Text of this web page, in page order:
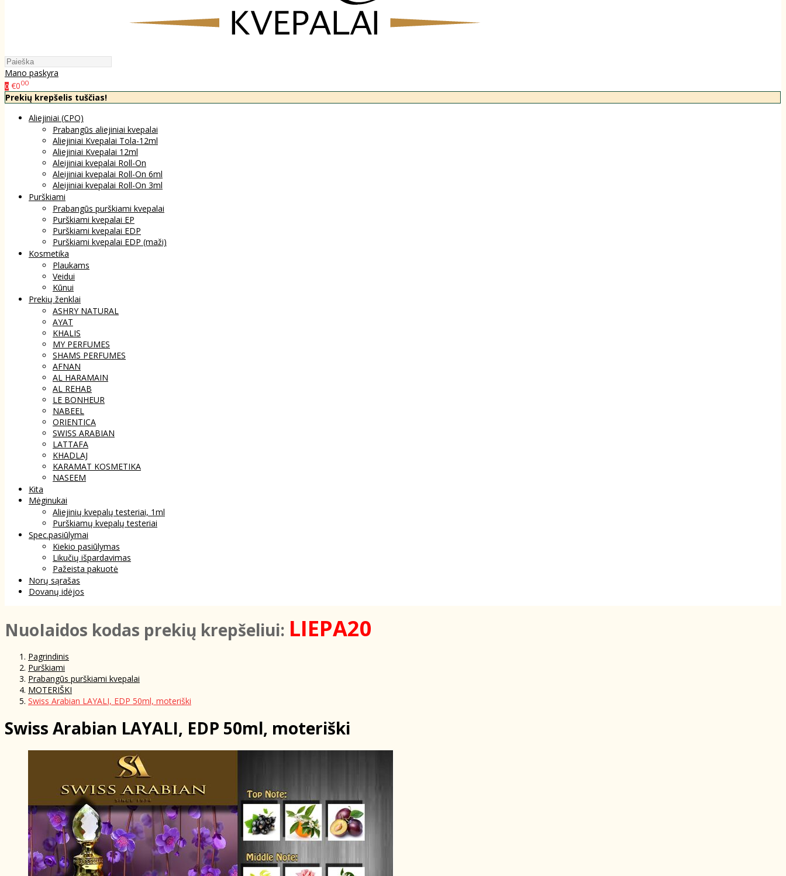
Mano paskyra
0 €000
Prekių krepšelis tuščias!
Aliejiniai (CPO)
Prabangūs aliejiniai kvepalai
Aliejiniai Kvepalai Tola-12ml
Aliejiniai Kvepalai 12ml
Aleijiniai kvepalai Roll-On
Aleijiniai kvepalai Roll-On 6ml
Aleijiniai kvepalai Roll-On 3ml
Purškiami
Prabangūs purškiami kvepalai
Purškiami kvepalai EP
Purškiami kvepalai EDP
Purškiami kvepalai EDP (maži)
Kosmetika
Plaukams
Veidui
Kūnui
Prekių ženklai
ASHRY NATURAL
AYAT
KHALIS
MY PERFUMES
SHAMS PERFUMES
AFNAN
AL HARAMAIN
AL REHAB
LE BONHEUR
NABEEL
ORIENTICA
SWISS ARABIAN
LATTAFA
KHADLAJ
KARAMAT KOSMETIKA
NASEEM
Kita
Mėginukai
Aliejinių kvepalų testeriai, 1ml
Purškiamų kvepalų testeriai
Spec.pasiūlymai
Kiekio pasiūlymas
Likučių išpardavimas
Pažeista pakuotė
Norų sąrašas
Dovanų idėjos
NuoIaidos kodas prekių krepšeliui: LIEPA20
Pagrindinis
Purškiami
Prabangūs purškiami kvepalai
MOTERIŠKI
Swiss Arabian LAYALI, EDP 50ml, moteriški
Swiss Arabian LAYALI, EDP 50ml, moteriški